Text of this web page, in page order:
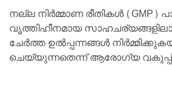
നല്ല നിർമ്മാണ രീതികൾ (GMP)
വൃത്തിഹീനമായ
ചേർത്ത ഉൽപ്പന്നങ്ങൾ
ചെയ്യുന്നതെന്ന് ആരോഗ്യ വകുപ്പ്